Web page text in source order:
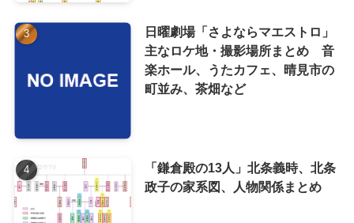
日曜劇場「さよならマエストロ」
主なロケ地・撮影場所まとめ 音
楽ホール、うたカフェ、晴見市の
町並み、茶畑など
「鎌倉殿の13人」北条義時、北条
政子の家系図、人物関係まとめ